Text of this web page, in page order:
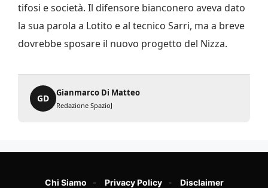
tifosi e società. Il difensore bianconero aveva dato
la sua parola a Lotito e al tecnico Sarri, ma a breve
dovrebbe sposare il nuovo progetto del Nizza.
GD
Gianmarco Di Matteo
Redazione SpazioJ
Chi Siamo Privacy Policy Disclaimer